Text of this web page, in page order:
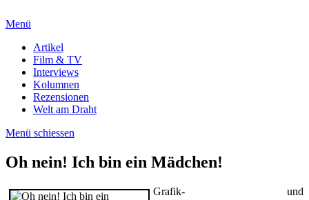
Menü
Artikel
Film & TV
Interviews
Kolumnen
Rezensionen
Welt am Draht
Menü schiessen
Oh nein! Ich bin ein Mädchen!
Grafik- und